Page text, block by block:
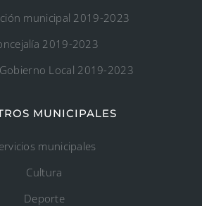
municipal 2019-2023
2019-2023
Local 2019-2023
MUNICIPALES
municipales
Cultura
Deporte